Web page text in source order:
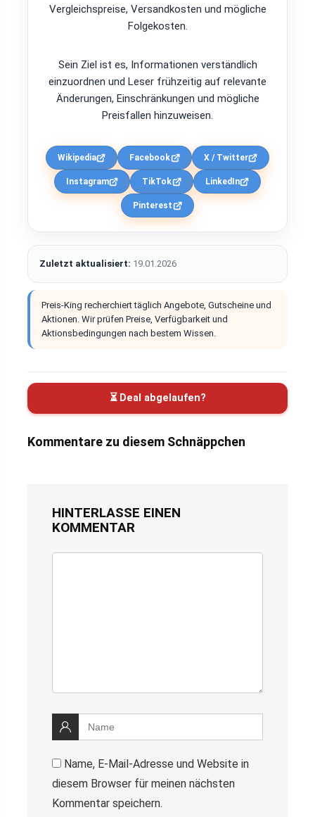
Vergleichspreise, Versandkosten und mögliche
Folgekosten.
Sein Ziel ist es, Informationen verständlich
einzuordnen und Leser frühzeitig auf relevante
Änderungen, Einschränkungen und mögliche
Preisfallen hinzuweisen.
Wikipedia Facebook X / Twitter
Instagram TikTok LinkedIn
Pinterest
Zuletzt aktualisiert: 19.01.2026
Preis-King recherchiert täglich Angebote, Gutscheine und
Aktionen. Wir prüfen Preise, Verfügbarkeit und
Aktionsbedingungen nach bestem Wissen.
⏳ Deal abgelaufen?
Kommentare zu diesem Schnäppchen
HINTERLASSE EINEN
KOMMENTAR
Name, E-Mail-Adresse und Website in
diesem Browser für meinen nächsten
Kommentar speichern.